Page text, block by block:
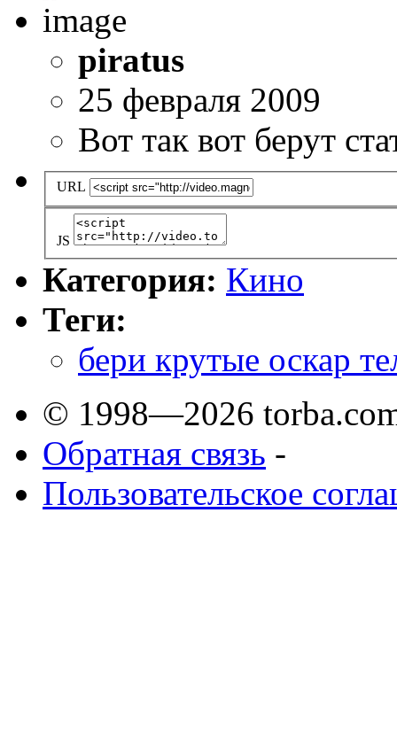
piratus
25 февраля 2009
Вот так вот берут
URL
JS
Категория: Кино
Теги:
бери крутые оскар
© 1998—2026
Обратная связь -
Пользовательское